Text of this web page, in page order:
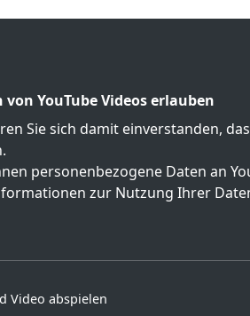
von YouTube Videos erlauben
Sie sich damit einverstanden,
personenbezogene Daten an
zur Nutzung Ihrer
Video abspielen